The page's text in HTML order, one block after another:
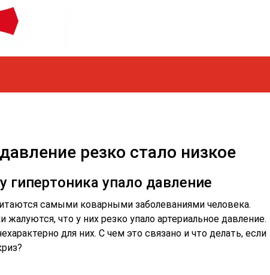
резко стало низкое
гипертоника упало давление
самыми коварными заболеваниями человека.
жалуются, что у них резко упало артериальное давление.
для них. С чем это связано и что делать, если